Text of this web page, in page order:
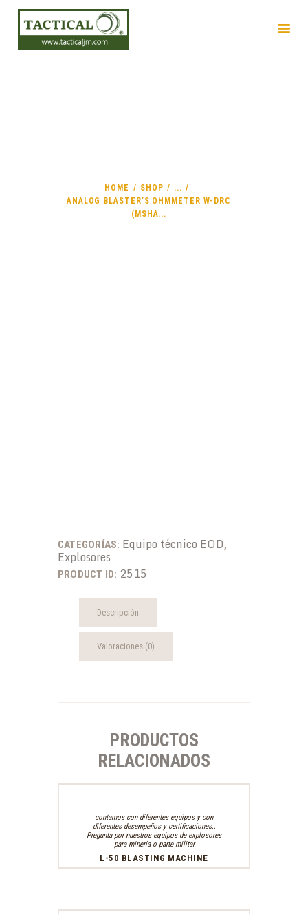
HOME SHOP
...
ANALOG BLASTER’S OHMMETER W-DRC
(MSHA...
CATEGORÍAS: Equipo técnico EOD,
Explosores
PRODUCT ID: 2515
Descripción
Valoraciones (0)
PRODUCTOS
RELACIONADOS
contamos con diferentes equipos y con
diferentes desempeños y certificaciones.,
Pregunta por nuestros equipos de explosores
para minería o parte militar
L-50 BLASTING MACHINE